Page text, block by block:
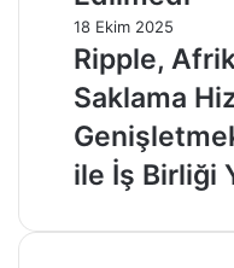
18 Ekim 2025
Ripple,
Saklama
ile İş Birliği